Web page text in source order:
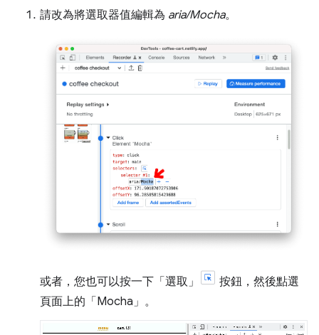
請改為將選取器值編輯為 aria/Mocha。
或者，您也可以按一下「選取」
按鈕，然後點選
頁面上的「Mocha」 。